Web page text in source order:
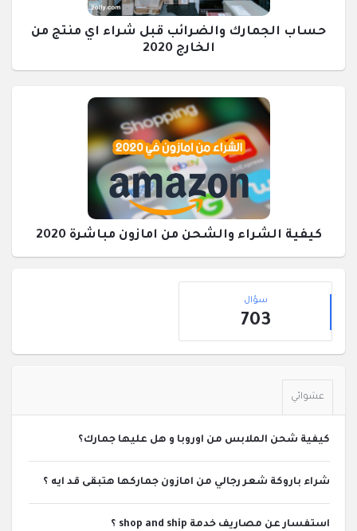
حساب الجمارك والضرائب قبل شراء اي منتج من
الخارج 2020
كيفية الشراء والشحن من امازون مباشرة 2020
القائمة
الجانبية
إحصائيات
سؤال
703
عشوائي
كيفية شحن الملابس من اوروبا و هل عليها جمارك؟
شراء باروكة شعر رجالي من امازون جماركها هتبقى قد ايه ؟
استفسار عن مصاريف خدمة shop and ship ؟